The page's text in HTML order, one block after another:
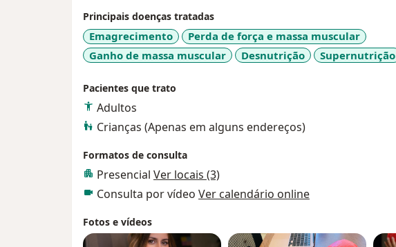
Principais doenças tratadas
Emagrecimento
Perda de força e massa muscular
Ganho de massa muscular
Desnutrição Supernutrição
Pacientes que trato
Adultos
Crianças (Apenas em alguns endereços)
Formatos de consulta
Presencial Ver locais (3)
Consulta por vídeo Ver calendário online
Fotos e vídeos